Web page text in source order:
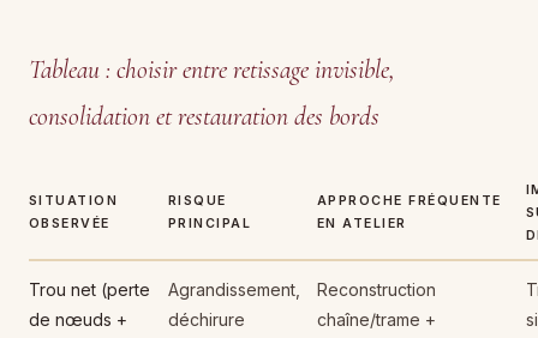
Tableau : choisir entre retissage invisible,
consolidation et restauration des bords
SITUATION
OBSERVÉE
RISQUE
PRINCIPAL
APPROCHE FRÉQUENTE
EN ATELIER
Trou net (perte
de nœuds +
Agrandissement,
déchirure
Reconstruction
chaîne/trame +